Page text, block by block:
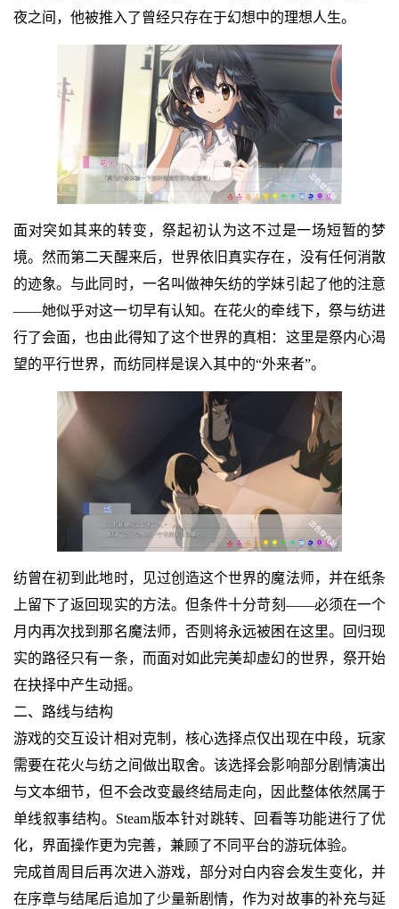
夜之间，他被推入了曾经只存在于幻想中的理想人生。
面对突如其来的转变，祭起初认为这不过是一场短暂的梦
境。然而第二天醒来后，世界依旧真实存在，没有任何消散
的迹象。与此同时，一名叫做神矢纺的学妹引起了他的注意
——她似乎对这一切早有认知。在花火的牵线下，祭与纺进
行了会面，也由此得知了这个世界的真相：这里是祭内心渴
望的平行世界，而纺同样是误入其中的“外来者”。
纺曾在初到此地时，见过创造这个世界的魔法师，并在纸条
上留下了返回现实的方法。但条件十分苛刻——必须在一个
月内再次找到那名魔法师，否则将永远被困在这里。回归现
实的路径只有一条，而面对如此完美却虚幻的世界，祭开始
在抉择中产生动摇。
二、路线与结构
游戏的交互设计相对克制，核心选择点仅出现在中段，玩家
需要在花火与纺之间做出取舍。该选择会影响部分剧情演出
与文本细节，但不会改变最终结局走向，因此整体依然属于
单线叙事结构。Steam版本针对跳转、回看等功能进行了优
化，界面操作更为完善，兼顾了不同平台的游玩体验。
完成首周目后再次进入游戏，部分对白内容会发生变化，并
在序章与结尾后追加了少量新剧情，作为对故事的补充与延